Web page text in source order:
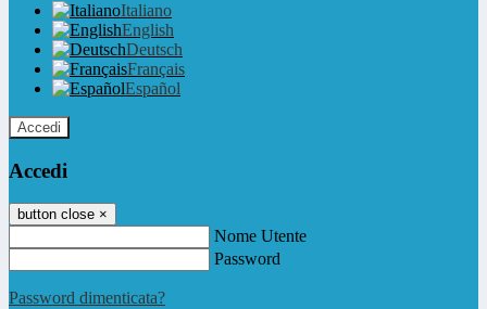
Italiano
English
Deutsch
Français
Español
Accedi
Accedi
button close ×
Nome Utente
Password
Password dimenticata?